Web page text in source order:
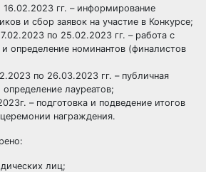
16.02.2023 гг. – информирование
и сбор заявок на участие в Конкурсе;
по 25.02.2023 гг. – работа с
определение номинантов (финалистов
по 26.03.2023 гг. – публичная
определение лауреатов;
– подготовка и подведение итогов
награждения.
лиц;